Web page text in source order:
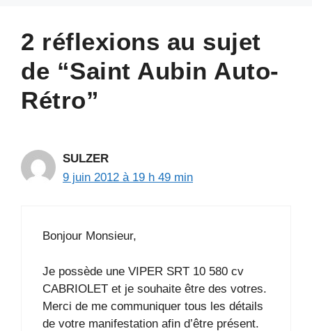
2 réflexions au sujet
de “Saint Aubin Auto-
Rétro”
SULZER
9 juin 2012 à 19 h 49 min
Bonjour Monsieur,
Je possède une VIPER SRT 10 580 cv
CABRIOLET et je souhaite être des votres.
Merci de me communiquer tous les détails
de votre manifestation afin d’être présent.